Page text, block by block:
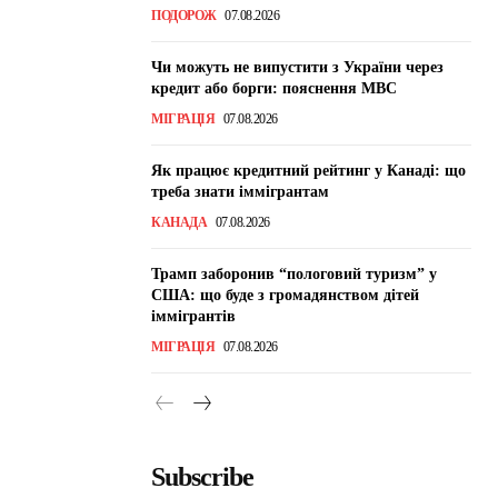
ПОДОРОЖ 07.08.2026
Чи можуть не випустити з України через
кредит або борги: пояснення МВС
МІГРАЦІЯ 07.08.2026
Як працює кредитний рейтинг у Канаді: що
треба знати іммігрантам
КАНАДА 07.08.2026
Трамп заборонив “пологовий туризм” у
США: що буде з громадянством дітей
іммігрантів
МІГРАЦІЯ 07.08.2026
Subscribe